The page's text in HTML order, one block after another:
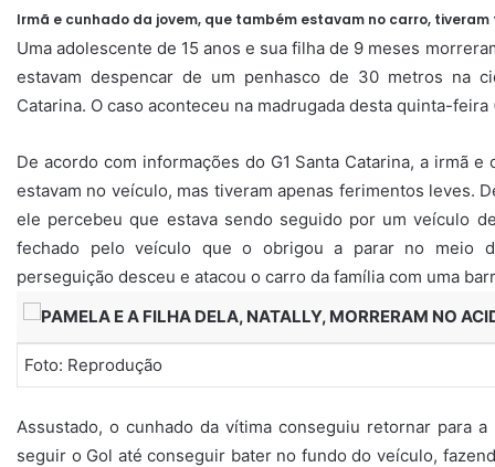
Irmã e cunhado da jovem, que também estavam no carro,
Uma adolescente de 15 anos e sua filha de 9 meses
estavam despencar de um penhasco de 30 metros na
Catarina. O caso aconteceu na madrugada desta quinta-
De acordo com informações do G1 Santa Catarina, a irmã
estavam no veículo, mas tiveram apenas ferimentos leves.
ele percebeu que estava sendo seguido por um veículo
fechado pelo veículo que o obrigou a parar no meio
perseguição desceu e atacou o carro da família com uma
Foto: Reprodução
Assustado, o cunhado da vítima conseguiu retornar para
seguir o Gol até conseguir bater no fundo do veículo,